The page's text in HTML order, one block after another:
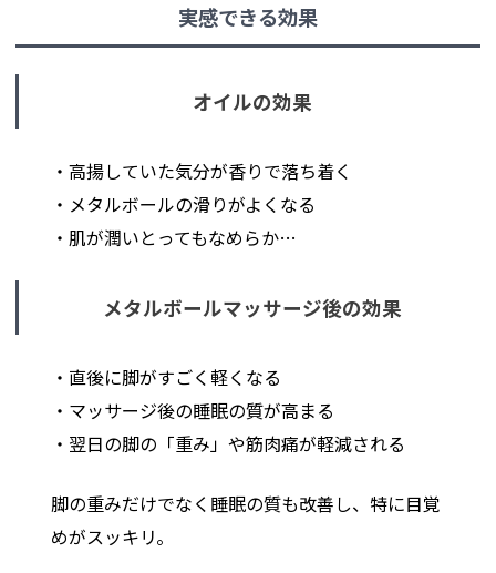
実感できる効果
オイルの効果
・高揚していた気分が香りで落ち着く
・メタルボールの滑りがよくなる
・肌が潤いとってもなめらか…
メタルボールマッサージ後の効果
・直後に脚がすごく軽くなる
・マッサージ後の睡眠の質が高まる
・翌日の脚の「重み」や筋肉痛が軽減される
脚の重みだけでなく睡眠の質も改善し、特に目覚
めがスッキリ。